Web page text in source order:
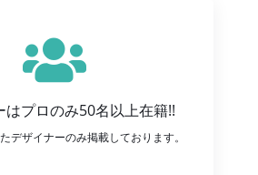
はプロのみ50名以上在籍!!
デザイナーのみ掲載しております。